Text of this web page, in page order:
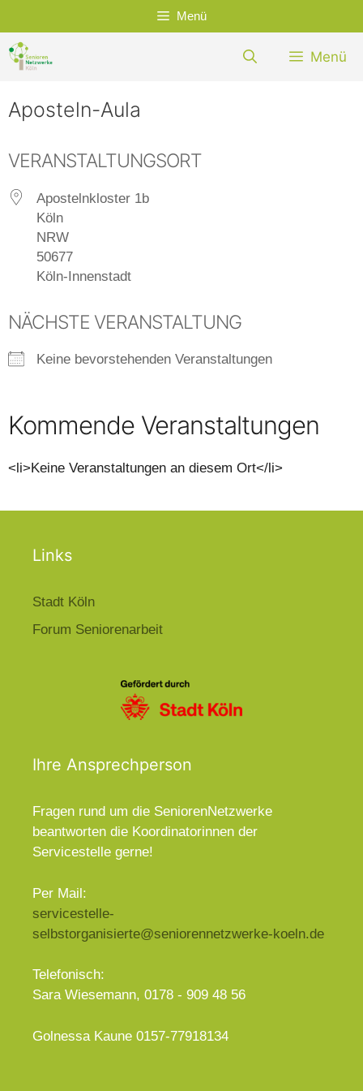
Inhalt
springen
Menü
Menü
Aposteln-Aula
VERANSTALTUNGSORT
Apostelnkloster 1b
Köln
NRW
50677
Köln-Innenstadt
NÄCHSTE VERANSTALTUNG
Keine bevorstehenden Veranstaltungen
Kommende Veranstaltungen
<li>Keine Veranstaltungen an diesem Ort</li>
Links
Stadt Köln
Forum Seniorenarbeit
Ihre Ansprechperson
Fragen rund um die SeniorenNetzwerke
beantworten die Koordinatorinnen der
Servicestelle gerne!
Per Mail:
servicestelle-
selbstorganisierte@seniorennetzwerke-koeln.de
Telefonisch:
Sara Wiesemann, 0178 - 909 48 56
Golnessa Kaune 0157-77918134